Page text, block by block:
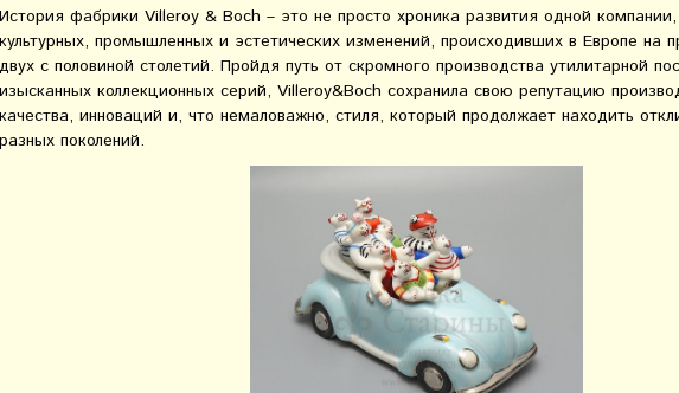
История фабрики Villeroy & Boch – это не просто хроника развития одной
культурных, промышленных и эстетических изменений, происходивших в Европе на
двух с половиной столетий. Пройдя путь от скромного производства утилитарной
изысканных коллекционных серий, Villeroy&Boch сохранила свою репутацию
качества, инноваций и, что немаловажно, стиля, который продолжает находить
разных поколений.